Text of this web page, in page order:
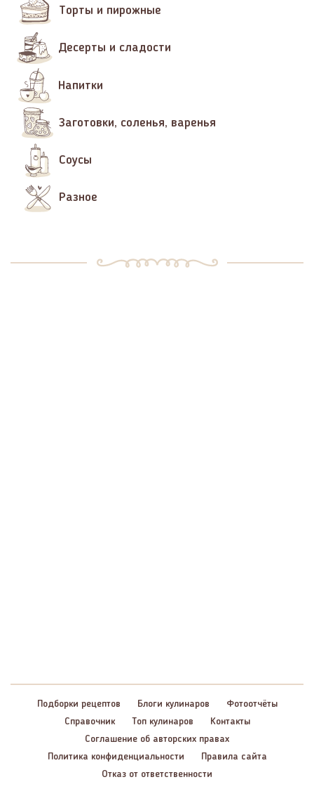
Торты и пирожные
Десерты и сладости
Напитки
Заготовки, соленья, варенья
Соусы
Разное
Подборки рецептов Блоги кулинаров
Фотоотчёты
Справочник
Топ кулинаров
Контакты
Соглашение об авторских правах
Политика конфиденциальности
Правила сайта
Отказ от ответственности